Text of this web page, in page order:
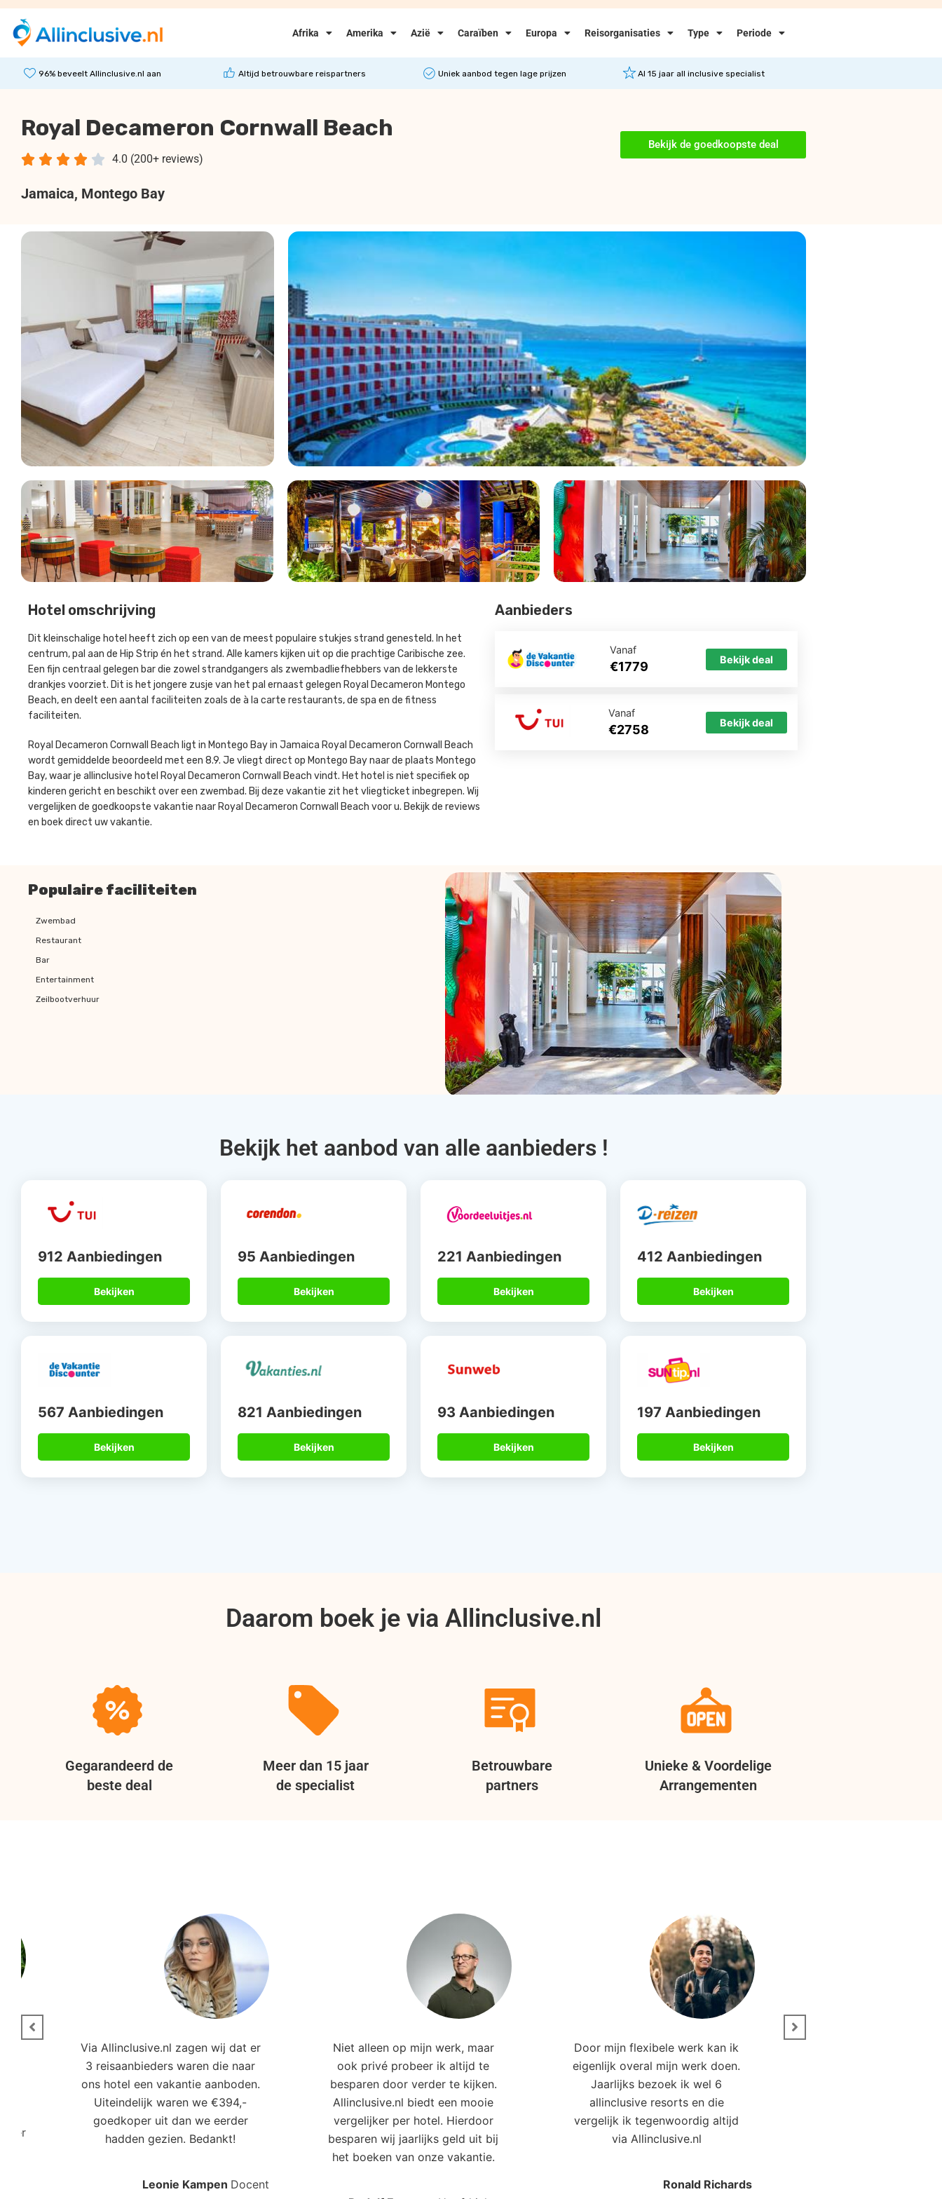
Afrika Amerika Azië Caraïben Europa Reisorganisaties Type Periode
96% beveelt Allinclusive.nl aan Altijd betrouwbare reispartners Uniek aanbod tegen lage prijzen Al 15 jaar all inclusive specialist
Royal Decameron Cornwall Beach
4.0 (200+ reviews)
    
Jamaica, Montego Bay
Bekijk de goedkoopste deal
Hotel omschrijving
Dit kleinschalige hotel heeft zich op een van de meest populaire stukjes strand genesteld. In het
centrum, pal aan de Hip Strip én het strand. Alle kamers kijken uit op die prachtige Caribische zee.
Een fijn centraal gelegen bar die zowel strandgangers als zwembadliefhebbers van de lekkerste
drankjes voorziet. Dit is het jongere zusje van het pal ernaast gelegen Royal Decameron Montego
Beach, en deelt een aantal faciliteiten zoals de à la carte restaurants, de spa en de fitness
faciliteiten.
Royal Decameron Cornwall Beach ligt in Montego Bay in Jamaica Royal Decameron Cornwall Beach
wordt gemiddelde beoordeeld met een 8.9. Je vliegt direct op Montego Bay naar de plaats Montego
Bay, waar je allinclusive hotel Royal Decameron Cornwall Beach vindt. Het hotel is niet specifiek op
kinderen gericht en beschikt over een zwembad. Bij deze vakantie zit het vliegticket inbegrepen. Wij
vergelijken de goedkoopste vakantie naar Royal Decameron Cornwall Beach voor u. Bekijk de reviews
en boek direct uw vakantie.
Aanbieders
Vanaf
€1779 Bekijk deal
Vanaf
€2758 Bekijk deal
Populaire faciliteiten
Zwembad
Restaurant
Bar
Entertainment
Zeilbootverhuur
Bekijk het aanbod van alle aanbieders !
912 Aanbiedingen
Bekijken
95 Aanbiedingen
Bekijken
221 Aanbiedingen
Bekijken
412 Aanbiedingen
Bekijken
567 Aanbiedingen
Bekijken
821 Aanbiedingen
Bekijken
93 Aanbiedingen
Bekijken
197 Aanbiedingen
Bekijken
Daarom boek je via Allinclusive.nl
Gegarandeerd de
beste deal
Meer dan 15 jaar
de specialist
Betrouwbare
partners
Unieke & Voordelige
Arrangementen
Via Allinclusive.nl zagen wij dat er
3 reisaanbieders waren die naar
ons hotel een vakantie aanboden.
Uiteindelijk waren we €394,-
goedkoper uit dan we eerder
hadden gezien. Bedankt!
Leonie Kampen Docent
Niet alleen op mijn werk, maar
ook privé probeer ik altijd te
besparen door verder te kijken.
Allinclusive.nl biedt een mooie
vergelijker per hotel. Hierdoor
besparen wij jaarlijks geld uit bij
het boeken van onze vakantie.
Door mijn flexibele werk kan ik
eigenlijk overal mijn werk doen.
Jaarlijks bezoek ik wel 6
allinclusive resorts en die
vergelijk ik tegenwoordig altijd
via Allinclusive.nl
Ronald Richards